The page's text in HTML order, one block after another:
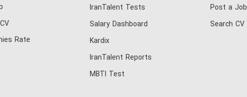
Rate
IranTalent Tests
Salary Dashboard
Kardix
IranTalent Reports
MBTI Test
Post a Job
Search CV